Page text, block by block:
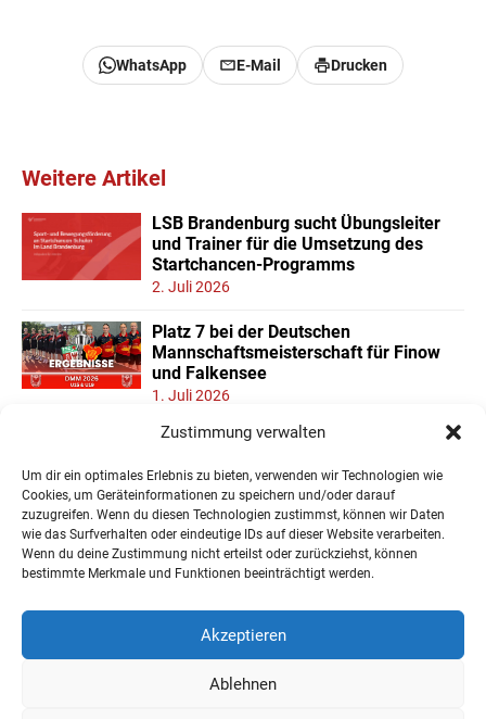
Zustimmung verwalten
Um dir ein optimales Erlebnis zu bieten, verwenden wir Technologien wie
Cookies, um Geräteinformationen zu speichern und/oder darauf
zuzugreifen. Wenn du diesen Technologien zustimmst, können wir Daten
wie das Surfverhalten oder eindeutige IDs auf dieser Website verarbeiten.
Wenn du deine Zustimmung nicht erteilst oder zurückziehst, können
bestimmte Merkmale und Funktionen beeinträchtigt werden.
Akzeptieren
Ablehnen
WhatsApp E-Mail Drucken
Weitere Artikel
LSB Brandenburg sucht Übungsleiter
und Trainer für die Umsetzung des
Startchancen-Programms
2. Juli 2026
Platz 7 bei der Deutschen
Mannschaftsmeisterschaft für Finow
und Falkensee
1. Juli 2026
Neuer Teilnehmerrekord und Finower
Landesmannschaftspokal U11/13
22. Juni 2026
« Ältere Einträge